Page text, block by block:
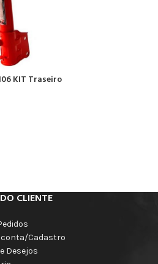
KIT Traseiro
CLIENTE
Cadastro
Desejos